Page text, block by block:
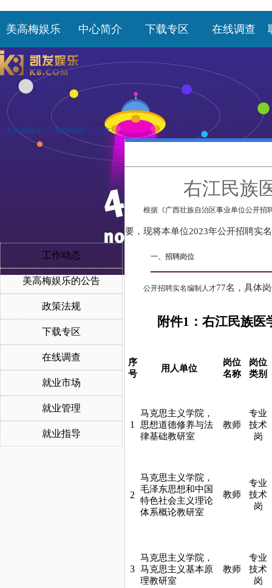
美高梅娱乐 中心简介 下载专区 在线调查
> 美高梅娱乐 >> 在线招聘 >> 正文
工作动态
美高梅娱乐的公告
政策法规
下载专区
在线调查
就业市场
就业管理
就业指导
右江民族
根据《广西壮族自治区事业单位公开招
要，现将本单位2023年公开招聘实
一、招聘岗位
公开招聘实名编制人才77名，具体
附件1：右江民族医
序
号
用人单位
岗位
名称
岗位
类别
1
马克思主义学院，
思想道德修养与法
律基础教研室
教师
专业
技术
岗
2
马克思主义学院，
毛泽东思想和中国
特色社会主义理论
体系概论教研室
教师
专业
技术
岗
3
马克思主义学院，
马克思主义基本原
理教研室
教师
专业
技术
岗